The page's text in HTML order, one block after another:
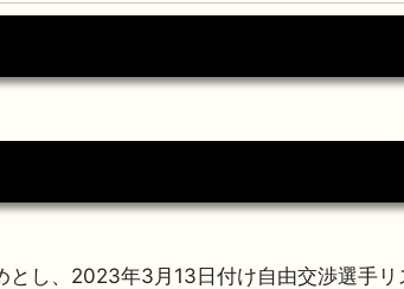
し、2023年3月13日付け自由交渉選手リ